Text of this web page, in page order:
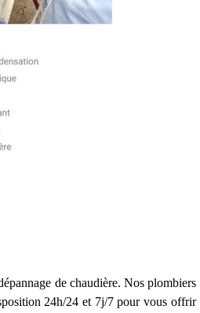
de chaudière. Nos plombiers
24h/24 et 7j/7 pour vous offrir